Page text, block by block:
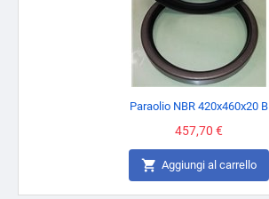
Paraolio NBR 420x460x20 B
Prezzo
457,70 €
 Aggiungi al carrello